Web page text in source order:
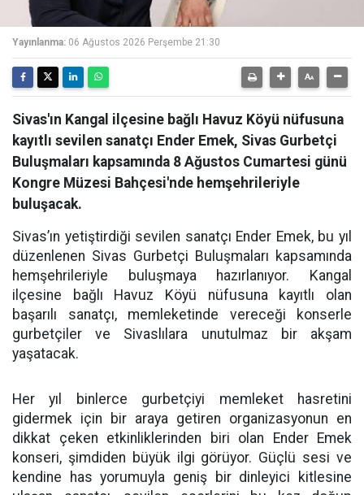
Yayınlanma: 06 Ağustos 2026 Perşembe 21:30
Sivas'ın Kangal ilçesine bağlı Havuz Köyü nüfusuna
kayıtlı sevilen sanatçı Ender Emek, Sivas Gurbetçi
Buluşmaları kapsamında 8 Ağustos Cumartesi günü
Kongre Müzesi Bahçesi'nde hemşehrileriyle
buluşacak.
Sivas’ın yetiştirdiği sevilen sanatçı Ender Emek, bu yıl
düzenlenen Sivas Gurbetçi Buluşmaları kapsamında
hemşehrileriyle buluşmaya hazırlanıyor. Kangal
ilçesine bağlı Havuz Köyü nüfusuna kayıtlı olan
başarılı sanatçı, memleketinde vereceği konserle
gurbetçiler ve Sivaslılara unutulmaz bir akşam
yaşatacak.
Her yıl binlerce gurbetçiyi memleket hasretini
gidermek için bir araya getiren organizasyonun en
dikkat çeken etkinliklerinden biri olan Ender Emek
konseri, şimdiden büyük ilgi görüyor. Güçlü sesi ve
kendine has yorumuyla geniş bir dinleyici kitlesine